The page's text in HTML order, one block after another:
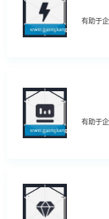
有助于
有助于